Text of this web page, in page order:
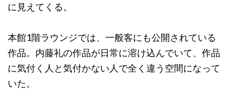
に見えてくる。
本館1階ラウンジでは、一般客にも公開されている
作品。内藤礼の作品が日常に溶け込んでいて、作品
に気付く人と気付かない人で全く違う空間になって
いた。